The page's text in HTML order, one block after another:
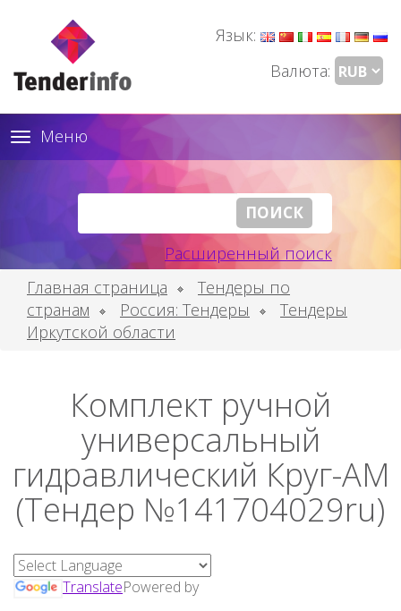
Язык:
Валюта:
Toggle
navigation
Меню
Расширенный поиск
Главная страница
Тендеры по
странам
Россия: Тендеры
Тендеры
Иркутской области
Комплект ручной
универсальный
гидравлический Круг-АМ
(Тендер №141704029ru)
Powered by
Translate